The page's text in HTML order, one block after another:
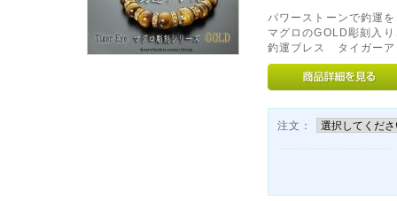
パワーストーンで釣運
マグロのGOLD彫刻入
釣運ブレス タイガー
注文：